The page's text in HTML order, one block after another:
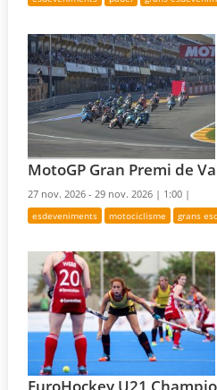
MotoGP Gran Premi de
27 nov. 2026 - 29 nov. 2026 | 1:00 |
esdeveniments motociclisme grans